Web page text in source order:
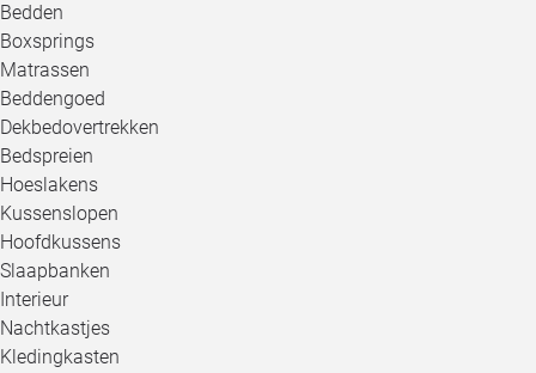
Bedden
Boxsprings
Matrassen
Beddengoed
Dekbedovertrekken
Bedspreien
Hoeslakens
Kussenslopen
Hoofdkussens
Slaapbanken
Interieur
Nachtkastjes
Kledingkasten